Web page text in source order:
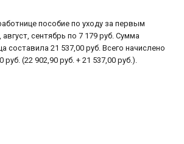
пособие по уходу за первым
сентябрь по 7 179 руб. Сумма
составила 21 537,00 руб. Всего начислено
руб. (22 902,90 руб. + 21 537,00 руб.).